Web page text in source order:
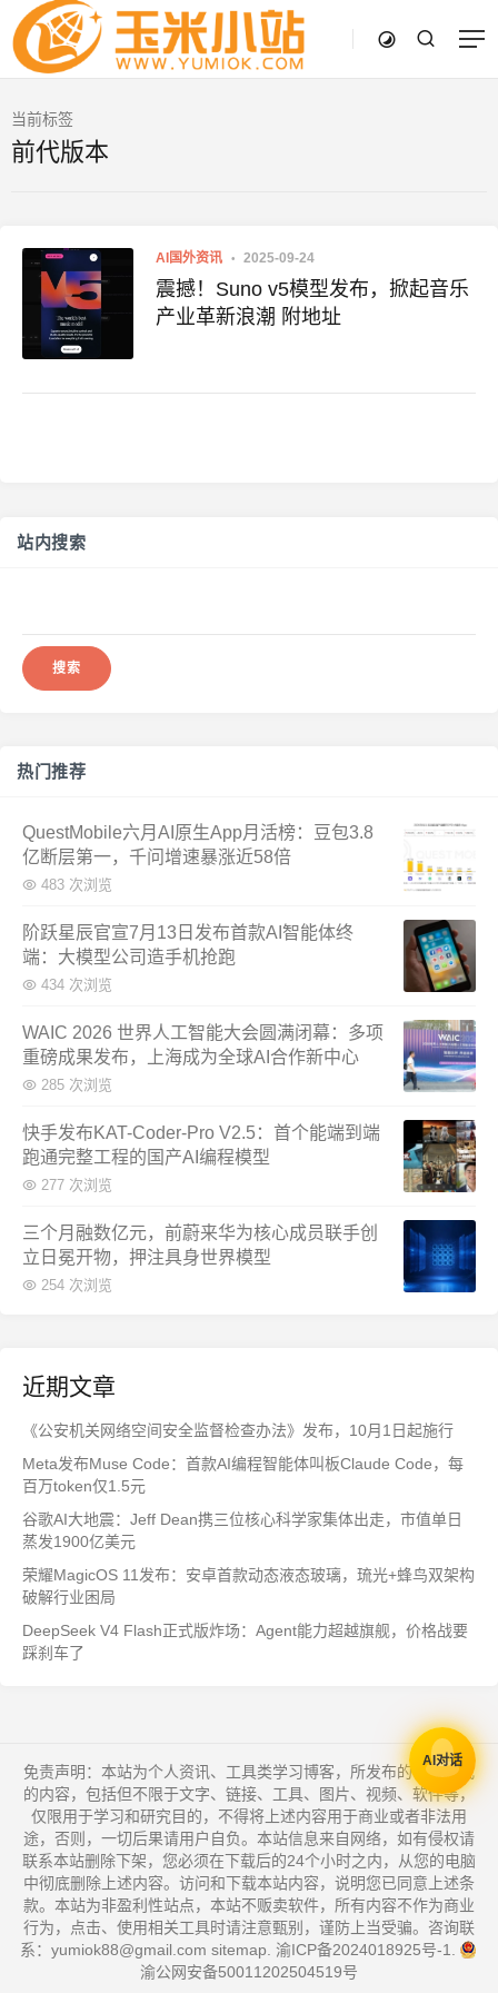
当前标签
前代版本
AI国外资讯 2025-09-24
震撼！Suno v5模型发布，掀起音乐
产业革新浪潮 附地址
站内搜索
热门推荐
QuestMobile六月AI原生App月活榜：豆包3.8
亿断层第一，千问增速暴涨近58倍
483 次浏览
阶跃星辰官宣7月13日发布首款AI智能体终
端：大模型公司造手机抢跑
434 次浏览
WAIC 2026 世界人工智能大会圆满闭幕：多项
重磅成果发布，上海成为全球AI合作新中心
285 次浏览
快手发布KAT-Coder-Pro V2.5：首个能端到端
跑通完整工程的国产AI编程模型
277 次浏览
三个月融数亿元，前蔚来华为核心成员联手创
立日冕开物，押注具身世界模型
254 次浏览
近期文章
《公安机关网络空间安全监督检查办法》发布，10月1日起施行
Meta发布Muse Code：首款AI编程智能体叫板Claude Code，每
百万token仅1.5元
谷歌AI大地震：Jeff Dean携三位核心科学家集体出走，市值单日
蒸发1900亿美元
荣耀MagicOS 11发布：安卓首款动态液态玻璃，琉光+蜂鸟双架构
破解行业困局
DeepSeek V4 Flash正式版炸场：Agent能力超越旗舰，价格战要
踩刹车了
免责声明：本站为个人资讯、工具类学习博客，所发布的一切形式
的内容，包括但不限于文字、链接、工具、图片、视频、软件等，
仅限用于学习和研究目的，不得将上述内容用于商业或者非法用
途，否则，一切后果请用户自负。本站信息来自网络，如有侵权请
联系本站删除下架，您必须在下载后的24个小时之内，从您的电脑
中彻底删除上述内容。访问和下载本站内容，说明您已同意上述条
款。本站为非盈利性站点，本站不贩卖软件，所有内容不作为商业
行为，点击、使用相关工具时请注意甄别，谨防上当受骗。咨询联
系：yumiok88@gmail.com sitemap 渝ICP备2024018925号-1
渝公网安备50011202504519号
AI对话